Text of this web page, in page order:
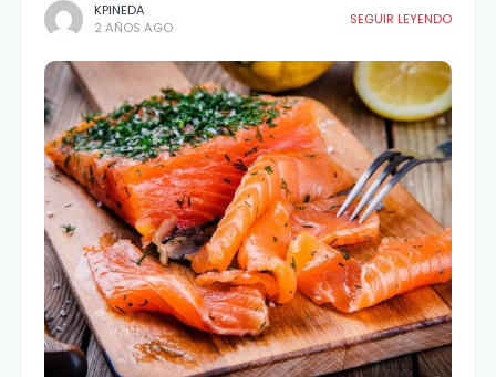
KPINEDA
2 AÑOS AGO
SEGUIR LEYENDO